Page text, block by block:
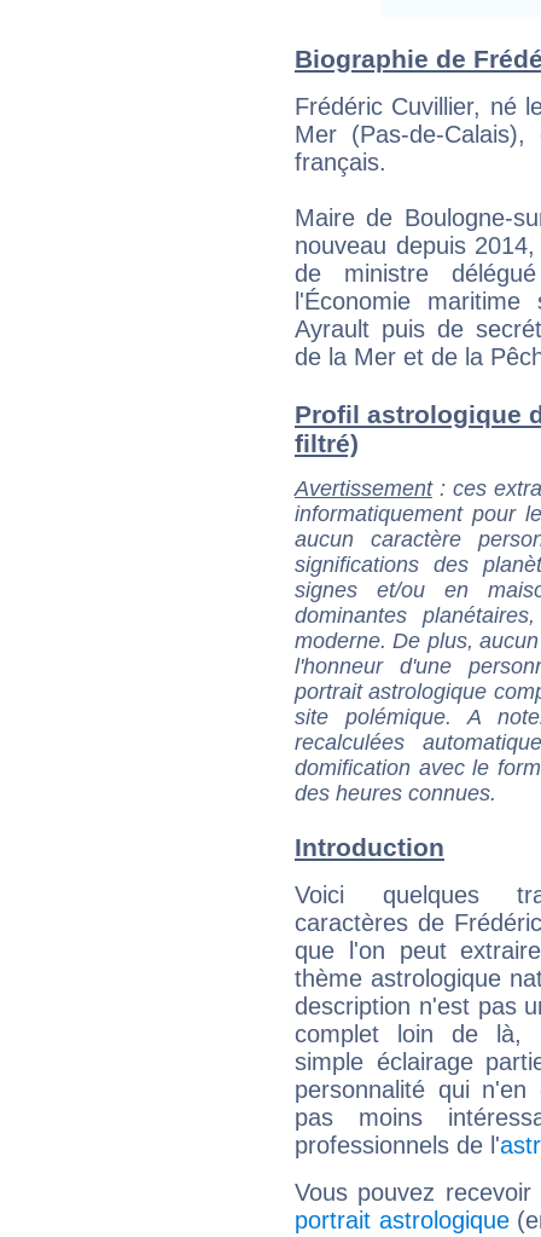
Biographie de
Frédéric Cuvillier, né
Mer (Pas-de-
français.
Maire de Boulogne-
nouveau depuis
de ministre
l'Économie maritime
Ayrault puis de
de la Mer et de la
Profil astrologique
filtré)
Avertissement: ces
informatiquement pour
aucun caractère
significations des
signes et/ou en
dominantes
moderne. De plus,
l'honneur d'une
portrait astrologique
site polémique. A
recalculées
domification avec le
des heures connues.
Introduction
Voici quelques
caractères de
que l'on peut
thème astrologique
description n'est pas
complet loin de là,
simple éclairage
personnalité qui n'en
pas moins
professionnels de l'
Vous pouvez
portrait astrologique